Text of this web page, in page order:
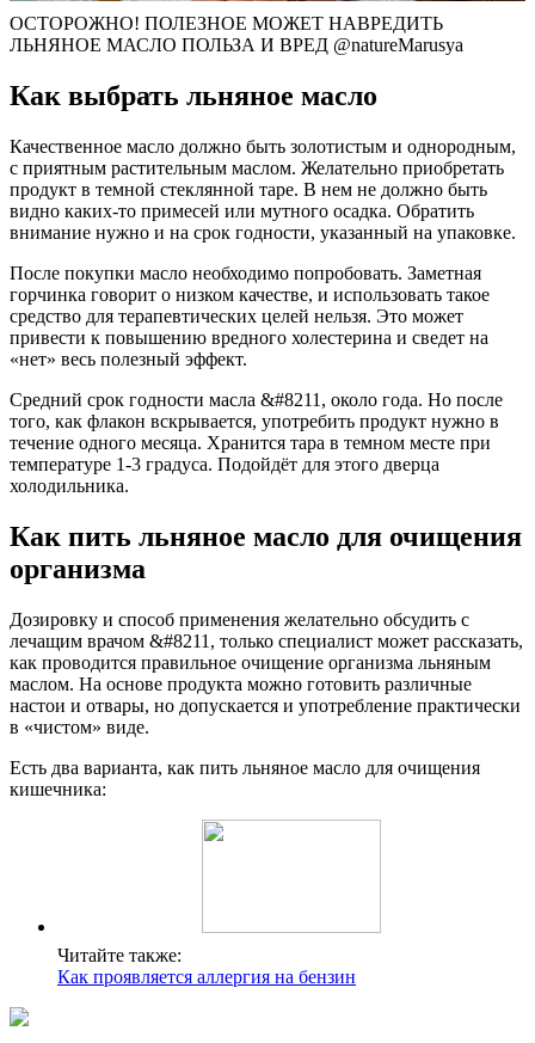
ОСТОРОЖНО! ПОЛЕЗНОЕ МОЖЕТ НАВРЕДИТЬ
ЛЬНЯНОЕ МАСЛО ПОЛЬЗА И ВРЕД @natureMarusya
Как выбрать льняное масло
Качественное масло должно быть золотистым и однородным,
с приятным растительным маслом. Желательно приобретать
продукт в темной стеклянной таре. В нем не должно быть
видно каких-то примесей или мутного осадка. Обратить
внимание нужно и на срок годности, указанный на упаковке.
После покупки масло необходимо попробовать. Заметная
горчинка говорит о низком качестве, и использовать такое
средство для терапевтических целей нельзя. Это может
привести к повышению вредного холестерина и сведет на
«нет» весь полезный эффект.
Средний срок годности масла &#8211, около года. Но после
того, как флакон вскрывается, употребить продукт нужно в
течение одного месяца. Хранится тара в темном месте при
температуре 1-3 градуса. Подойдёт для этого дверца
холодильника.
Как пить льняное масло для очищения
организма
Дозировку и способ применения желательно обсудить с
лечащим врачом &#8211, только специалист может рассказать,
как проводится правильное очищение организма льняным
маслом. На основе продукта можно готовить различные
настои и отвары, но допускается и употребление практически
в «чистом» виде.
Есть два варианта, как пить льняное масло для очищения
кишечника:
Читайте также:
Как проявляется аллергия на бензин